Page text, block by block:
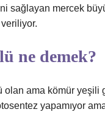
sağlayan mercek
ne demek?
ama kömür yeşili
yapamıyor